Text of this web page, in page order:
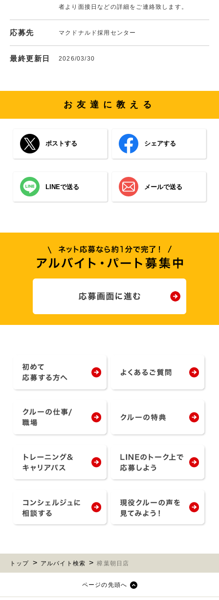
者より面接日などの詳細をご連絡致します。
応募先 マクドナルド採用センター
最終更新日 2026/03/30
お友達に教える
ポストする シェアする
LINEで送る メールで送る
トップ アルバイト検索 樟葉朝日店
ページの先頭へ